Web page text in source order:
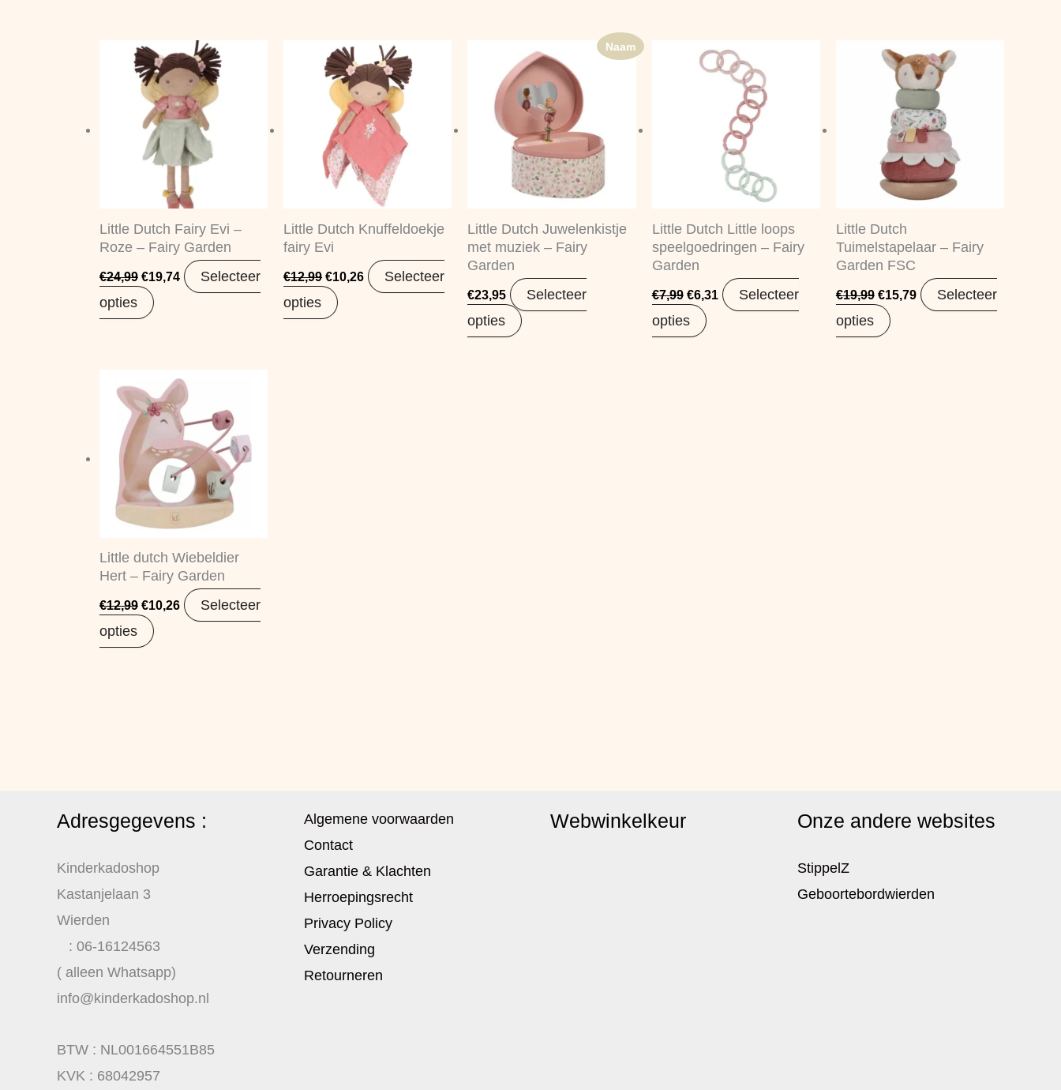
Little Dutch Fairy Evi –
Roze – Fairy Garden
€24,99
Oorspronkelijke
prijs
was:
€24,99.
€19,74
Huidige
prijs
is:
€19,74.
Selecteer
opties
Little Dutch Knuffeldoekje
fairy Evi
€12,99
Oorspronkelijke
prijs
was:
€12,99.
€10,26
Huidige
prijs
is:
€10,26.
Selecteer
opties
Naam
Little Dutch Juwelenkistje
met muziek – Fairy
Garden
€23,95
Selecteer
opties
Little Dutch Little loops
speelgoedringen – Fairy
Garden
€7,99
Oorspronkelijke
prijs
€6,31
Huidige
prijs
is:
€6,31.
Selecteer
opties
Little Dutch
Tuimelstapelaar – Fairy
Garden FSC
€19,99
Oorspronkelijke
prijs
was:
€19,99.
€15,79
Huidige
prijs
is:
€15,79.
Selecteer
opties
Little dutch Wiebeldier
Hert – Fairy Garden
€12,99
Oorspronkelijke
prijs
was:
€12,99.
€10,26
Huidige
prijs
is:
€10,26.
Selecteer
opties
Adresgegevens :
Kinderkadoshop
Kastanjelaan 3
Wierden
: 06-16124563
( alleen Whatsapp)
info@kinderkadoshop.nl
BTW : NL001664551B85
KVK : 68042957
Algemene voorwaarden
Contact
Garantie & Klachten
Herroepingsrecht
Privacy Policy
Verzending
Retourneren
Webwinkelkeur Onze andere websites
StippelZ
Geboortebordwierden